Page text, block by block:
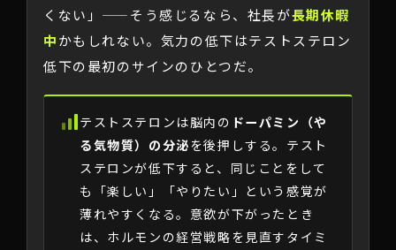
くない」——そう感じるなら、社長が長期休暇
中かもしれない。気力の低下はテストステロン
低下の最初のサインのひとつだ。
テストステロンは脳内の ドーパミン（や
る気物質）の分泌 を後押しする。テスト
ステロンが低下すると、同じことをして
も「楽しい」「やりたい」という感覚が
薄れやすくなる。意欲が下がったとき
は、ホルモンの経営戦略を見直すタイミ